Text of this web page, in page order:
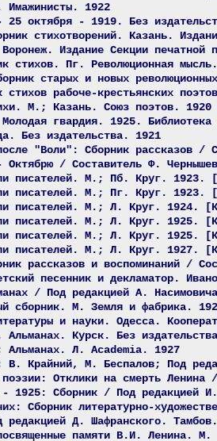
Имажинисты. 1922
25 октября - 1919. Без
стихотворений. Казань.
Издание Секции
стихов. Пг. Революционная
старых и новых
стихов рабоче-крестьянских
М.; Казань. Союз поэтов. 1920
гвардия. 1925.
Без издательства. 1921
после "Воли": Сборник
Октябрю / Составитель Ф.
писателей. М.; Пб. Круг.
писателей. М.; Пг. Круг.
писателей. М.; Л. Круг. 1924.
писателей. М.; Л. Круг. 1925.
писателей. М.; Л. Круг. 1925.
писателей. М.; Л. Круг. 1927.
рассказов и воспоминаний /
песенник и декламатор.
/ Под редакцией А.
сборник. М. Земля и фабрика.
и науки. Одесса.
Альманах. Курск. Без
Альманах. Л. Academia. 1927
В. Крайний, М. Беспалов; Под
поэзии: Отклики на смерть
- 1925: Сборник / Под редакцией
Сборник литературно-
Д. Шафранского.
памяти В.И. Ленина.